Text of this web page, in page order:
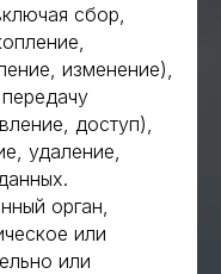
сбор,
изменение),
доступ),
удаление,
орган,
или
или